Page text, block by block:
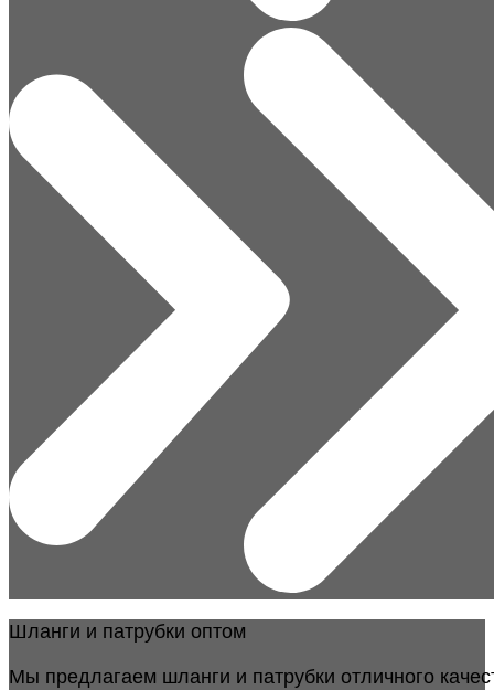
Шланги и патрубки оптом
Мы предлагаем шланги и патрубки отличного